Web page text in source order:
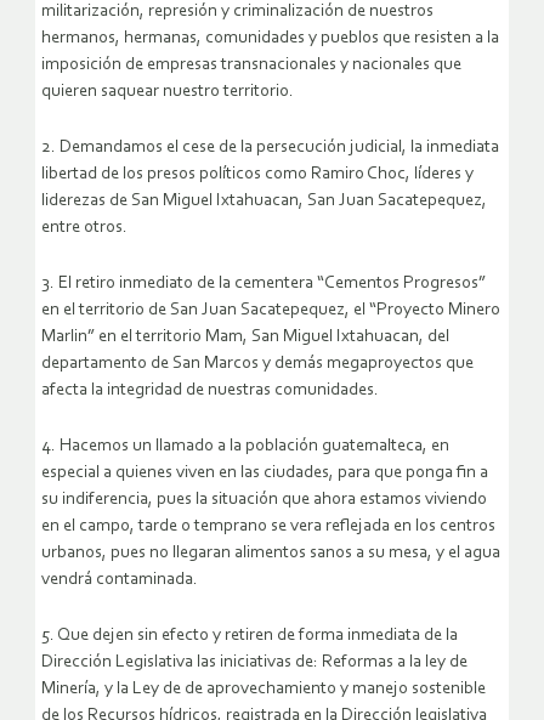
militarización, represión y criminalización de nuestros
hermanos, hermanas, comunidades y pueblos que resisten a la
imposición de empresas transnacionales y nacionales que
quieren saquear nuestro territorio.
2. Demandamos el cese de la persecución judicial, la inmediata
libertad de los presos políticos como Ramiro Choc, líderes y
liderezas de San Miguel Ixtahuacan, San Juan Sacatepequez,
entre otros.
3. El retiro inmediato de la cementera “Cementos Progresos”
en el territorio de San Juan Sacatepequez, el “Proyecto Minero
Marlin” en el territorio Mam, San Miguel Ixtahuacan, del
departamento de San Marcos y demás megaproyectos que
afecta la integridad de nuestras comunidades.
4. Hacemos un llamado a la población guatemalteca, en
especial a quienes viven en las ciudades, para que ponga fin a
su indiferencia, pues la situación que ahora estamos viviendo
en el campo, tarde o temprano se vera reflejada en los centros
urbanos, pues no llegaran alimentos sanos a su mesa, y el agua
vendrá contaminada.
5. Que dejen sin efecto y retiren de forma inmediata de la
Dirección Legislativa las iniciativas de: Reformas a la ley de
Minería, y la Ley de de aprovechamiento y manejo sostenible
de los Recursos hídricos, registrada en la Dirección legislativa